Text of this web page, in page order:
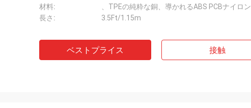
材料:
、TPEの純粋な銅、導かれるABS PCBナイロン
長さ:
3.5Ft/1.15m
ベストプライス 接触